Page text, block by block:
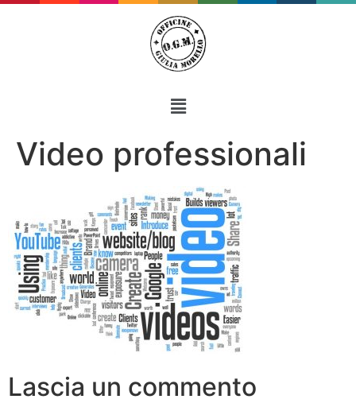
Video professionali
Lascia un commento